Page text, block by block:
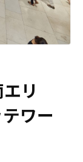
リ
ワー